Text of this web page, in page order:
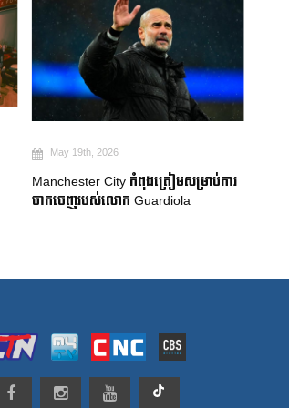
ការប្រកាសក្រុមជម្រើសជាតិប្រេស៊ីល៖
Neymar សម្រេចបានក្តីសុបិន World Cup